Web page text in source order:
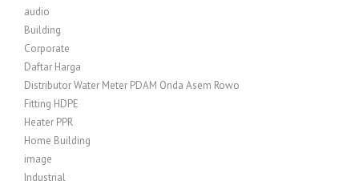
audio
Building
Corporate
Daftar Harga
Distributor Water Meter PDAM Onda Asem Rowo
Fitting HDPE
Heater PPR
Home Building
image
Industrial